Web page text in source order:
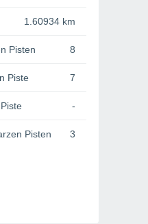
1.60934 km
Pisten 8
Piste 7
-
Pisten 3